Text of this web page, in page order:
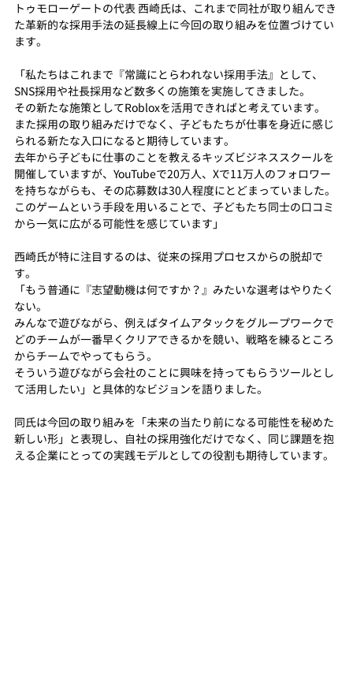
トゥモローゲートの代表 西崎氏は、これまで同社が取り組んでき
た革新的な採用手法の延長線上に今回の取り組みを位置づけてい
ます。
「私たちはこれまで『常識にとらわれない採用手法』として、
SNS採用や社長採用など数多くの施策を実施してきました。
その新たな施策としてRobloxを活用できればと考えています。
また採用の取り組みだけでなく、子どもたちが仕事を身近に感じ
られる新たな入口になると期待しています。
去年から子どもに仕事のことを教えるキッズビジネススクールを
開催していますが、YouTubeで20万人、Xで11万人のフォロワー
を持ちながらも、その応募数は30人程度にとどまっていました。
このゲームという手段を用いることで、子どもたち同士の口コミ
から一気に広がる可能性を感じています」
西崎氏が特に注目するのは、従来の採用プロセスからの脱却で
す。
「もう普通に『志望動機は何ですか？』みたいな選考はやりたく
ない。
みんなで遊びながら、例えばタイムアタックをグループワークで
どのチームが一番早くクリアできるかを競い、戦略を練るところ
からチームでやってもらう。
そういう遊びながら会社のことに興味を持ってもらうツールとし
て活用したい」と具体的なビジョンを語りました。
同氏は今回の取り組みを「未来の当たり前になる可能性を秘めた
新しい形」と表現し、自社の採用強化だけでなく、同じ課題を抱
える企業にとっての実践モデルとしての役割も期待しています。